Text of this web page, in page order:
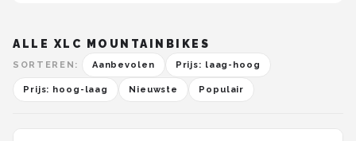
ALLE XLC MOUNTAINBIKES
SORTEREN: Aanbevolen Prijs: laag-hoog
Prijs: hoog-laag Nieuwste Populair